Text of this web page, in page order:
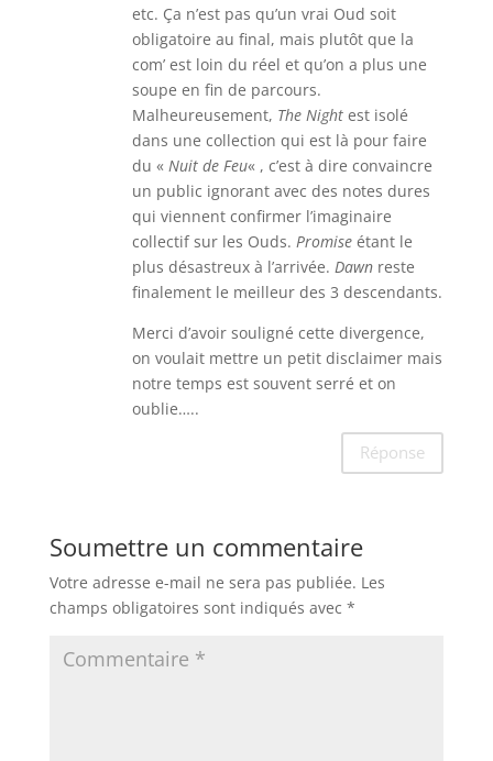
etc. Ça n’est pas qu’un vrai Oud soit
obligatoire au final, mais plutôt que la
com’ est loin du réel et qu’on a plus une
soupe en fin de parcours.
Malheureusement, The Nightest isolé
dans une collection qui est là pour faire
du « Nuit de Feu« , c’est à dire convaincre
un public ignorant avec des notes dures
qui viennent confirmer l’imaginaire
collectif sur les Ouds. Promiseétant le
plus désastreux à l’arrivée. Dawnreste
finalement le meilleur des 3 descendants.
Merci d’avoir souligné cette divergence,
on voulait mettre un petit disclaimer mais
notre temps est souvent serré et on
oublie…..
Réponse
Soumettre un commentaire
Votre adresse e-mail ne sera pas publiée. Les
champs obligatoires sont indiqués avec *